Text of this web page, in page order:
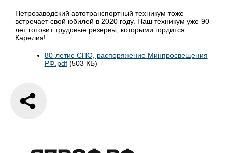
Петрозаводский автотранспортный техникум тоже
встречает свой юбилей в 2020 году. Наш техникум уже 90
лет готовит трудовые резервы, которыми гордится
Карелия!
80-летие СПО, распоряжение Минпросвещения
РФ.pdf(503 КБ)